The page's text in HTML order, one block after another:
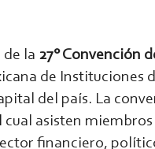
la 27° Convención
de Instituciones
del país. La
asisten miembros
financiero,